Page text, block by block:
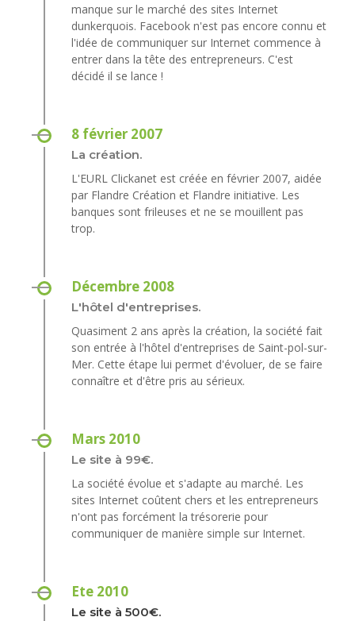
manque sur le marché des sites Internet
dunkerquois. Facebook n'est pas encore connu et
l'idée de communiquer sur Internet commence à
entrer dans la tête des entrepreneurs. C'est
décidé il se lance !
8 février 2007
La création.
L'EURL Clickanet est créée en février 2007, aidée
par Flandre Création et Flandre initiative. Les
banques sont frileuses et ne se mouillent pas
trop.
Décembre 2008
L'hôtel d'entreprises.
Quasiment 2 ans après la création, la société fait
son entrée à l'hôtel d'entreprises de Saint-pol-sur-
Mer. Cette étape lui permet d'évoluer, de se faire
connaître et d'être pris au sérieux.
Mars 2010
Le site à 99€.
La société évolue et s'adapte au marché. Les
sites Internet coûtent chers et les entrepreneurs
n'ont pas forcément la trésorerie pour
communiquer de manière simple sur Internet.
Ete 2010
Le site à 500€.